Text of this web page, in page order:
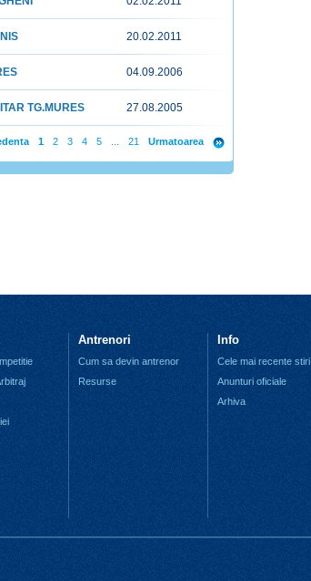
20.02.2011
04.09.2006
TG.MURES 27.08.2005
1 2 3 4 5 21 Urmatoarea
Antrenori
Cum sa devin antrenor
Resurse
Info
Cele mai recente stiri
Anunturi oficiale
Arhiva